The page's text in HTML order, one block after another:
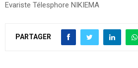
Evariste Télesphore NIKIEMA
PARTAGER